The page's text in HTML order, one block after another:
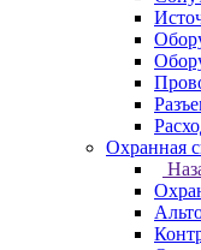
Охранная